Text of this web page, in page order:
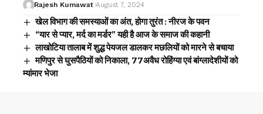
Rajesh Kumawat August 7, 2024
खेल विभाग की समस्याओं का अंत, होगा तुरंत : नीरज के पवन
“यार से प्यार, मर्द का मर्डर” यही है आज के समाज की कहानी
लाखोटिया तालाब में शुद्ध पेयजल डालकर मछलियों को मारने से बचाया
मणिपुर से घुसपैठियों को निकाला, 77अवैध रोहिंग्या एवं बांग्लादेशीयों को
म्यांमार भेजा